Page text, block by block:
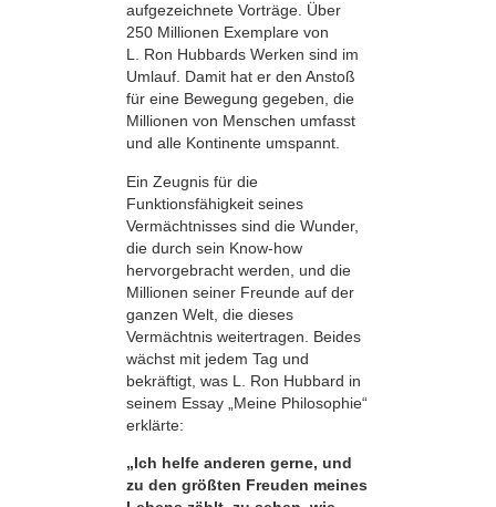
aufgezeichnete Vorträge. Über
250 Millionen Exemplare von
L. Ron Hubbards Werken sind im
Umlauf. Damit hat er den Anstoß
für eine Bewegung gegeben, die
Millionen von Menschen umfasst
und alle Kontinente umspannt.
Ein Zeugnis für die
Funktionsfähigkeit seines
Vermächtnisses sind die Wunder,
die durch sein Know-how
hervorgebracht werden, und die
Millionen seiner Freunde auf der
ganzen Welt, die dieses
Vermächtnis weitertragen. Beides
wächst mit jedem Tag und
bekräftigt, was L. Ron Hubbard in
seinem Essay „Meine Philosophie“
erklärte:
„Ich helfe anderen gerne, und
zu den größten Freuden meines